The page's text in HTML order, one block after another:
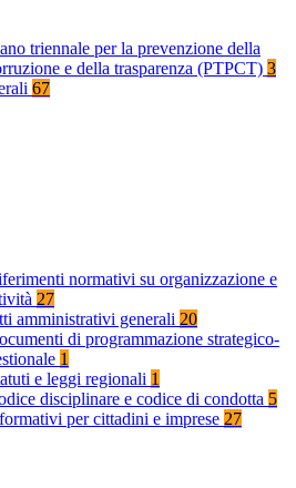
triennale per la prevenzione della
e della trasparenza (PTPCT) 3
67
normativi su organizzazione e
27
amministrativi generali 20
di programmazione strategico-
1
e leggi regionali 1
disciplinare e codice di condotta 5
per cittadini e imprese 27